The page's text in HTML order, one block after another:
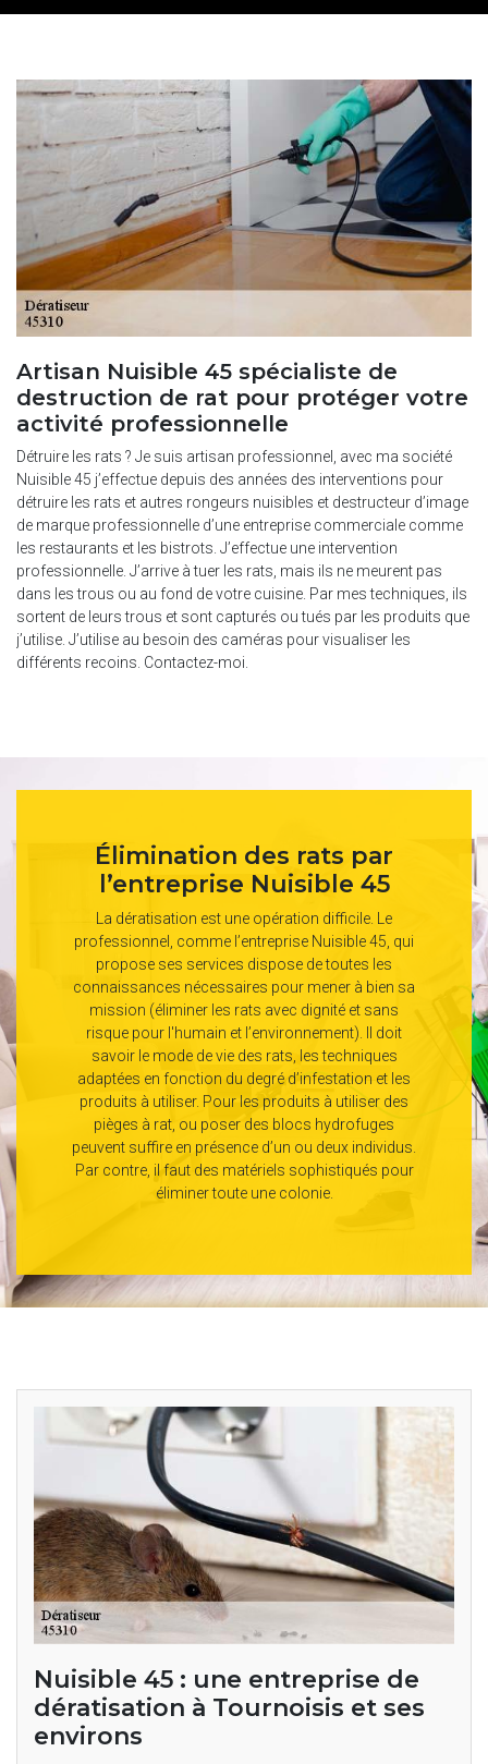
Artisan Nuisible 45 spécialiste de
destruction de rat pour protéger votre
activité professionnelle
Détruire les rats ? Je suis artisan professionnel, avec ma société
Nuisible 45 j’effectue depuis des années des interventions pour
détruire les rats et autres rongeurs nuisibles et destructeur d’image
de marque professionnelle d’une entreprise commerciale comme
les restaurants et les bistrots. J’effectue une intervention
professionnelle. J’arrive à tuer les rats, mais ils ne meurent pas
dans les trous ou au fond de votre cuisine. Par mes techniques, ils
sortent de leurs trous et sont capturés ou tués par les produits que
j’utilise. J’utilise au besoin des caméras pour visualiser les
différents recoins. Contactez-moi.
Élimination des rats par
l’entreprise Nuisible 45
La dératisation est une opération difficile. Le
professionnel, comme l’entreprise Nuisible 45, qui
propose ses services dispose de toutes les
connaissances nécessaires pour mener à bien sa
mission (éliminer les rats avec dignité et sans
risque pour l'humain et l’environnement). Il doit
savoir le mode de vie des rats, les techniques
adaptées en fonction du degré d’infestation et les
produits à utiliser. Pour les produits à utiliser des
pièges à rat, ou poser des blocs hydrofuges
peuvent suffire en présence d’un ou deux individus.
Par contre, il faut des matériels sophistiqués pour
éliminer toute une colonie.
Nuisible 45 : une entreprise de
dératisation à Tournoisis et ses
environs